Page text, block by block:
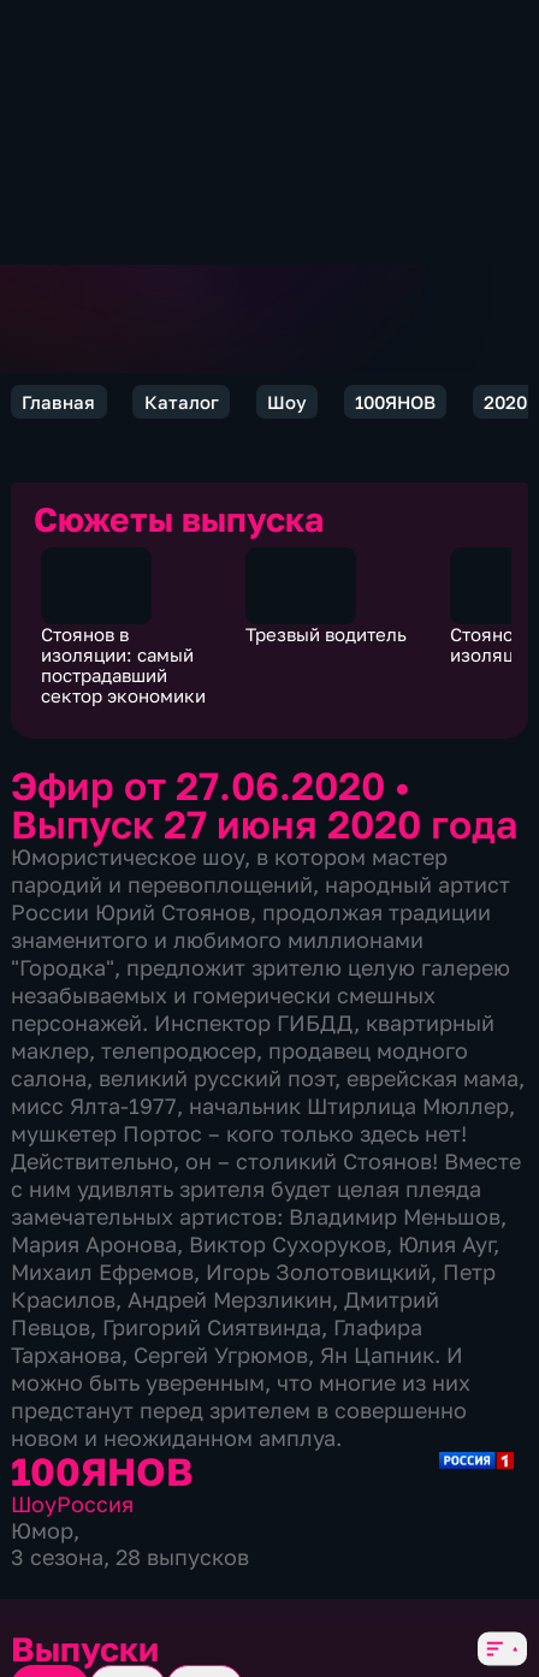
Главная Каталог Шоу 100ЯНОВ 2020
Сюжеты выпуска
Стоянов в
изоляции: самый
пострадавший
сектор экономики
Трезвый водитель
Стоянов в
Эфир от 27.06.2020 •
Выпуск 27 июня 2020 года
Юмористическое шоу, в котором мастер
пародий и перевоплощений, народный артист
России Юрий Стоянов, продолжая традиции
знаменитого и любимого миллионами
"Городка", предложит зрителю целую галерею
незабываемых и гомерически смешных
персонажей. Инспектор ГИБДД, квартирный
маклер, телепродюсер, продавец модного
салона, великий русский поэт, еврейская мама,
мисс Ялта-1977, начальник Штирлица Мюллер,
мушкетер Портос – кого только здесь нет!
Действительно, он – столикий Стоянов! Вместе
с ним удивлять зрителя будет целая плеяда
замечательных артистов: Владимир Меньшов,
Мария Аронова, Виктор Сухоруков, Юлия Ауг,
Михаил Ефремов, Игорь Золотовицкий, Петр
Красилов, Андрей Мерзликин, Дмитрий
Певцов, Григорий Сиятвинда, Глафира
Тарханова, Сергей Угрюмов, Ян Цапник. И
можно быть уверенным, что многие из них
предстанут перед зрителем в совершенно
новом и неожиданном амплуа.
100ЯНОВ
ШоуРоссия
Юмор,
3 сезона, 28 выпусков
Выпуски